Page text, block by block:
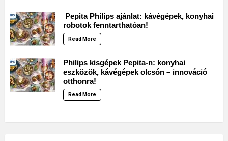
Pepita Philips ajánlat: kávégépek, konyhai
robotok fenntarthatóan!
Read More
Philips kisgépek Pepita-n: konyhai
eszközök, kávégépek olcsón – innováció
otthonra!
Read More